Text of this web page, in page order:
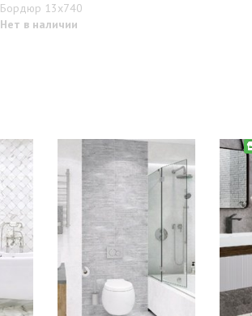
Бордюр 13x740
Нет в наличии